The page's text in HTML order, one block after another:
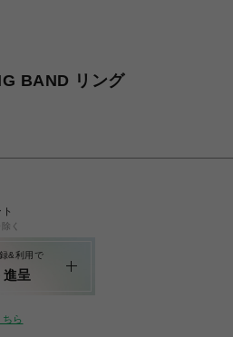
BAND リング
く
&利用で
呈
ちら